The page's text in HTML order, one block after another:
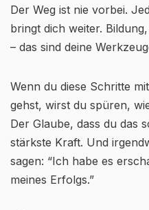
Der Weg ist nie vorbei.
bringt dich weiter.
– das sind deine
Wenn du diese Schritte
gehst, wirst du spüren,
Der Glaube, dass du das
stärkste Kraft. Und
sagen: “Ich habe es
meines Erfolgs.”